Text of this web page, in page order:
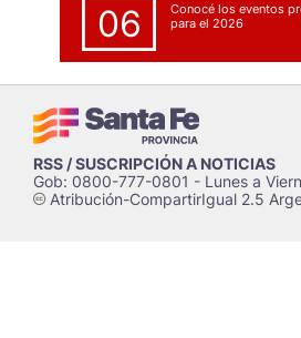
06
Conocé los eventos
para el 2026
RSS / SUSCRIPCIÓN A NOTICIAS
Gob: 0800-777-0801 - Lunes a
cAtribución-CompartirIgual 2.5